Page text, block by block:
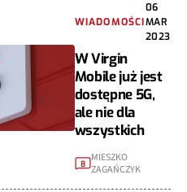
WIADOMOŚCI
06
MAR
2023
W Virgin
Mobile już jest
dostępne 5G,
ale nie dla
wszystkich
8 MIESZKO
ZAGAŃCZYK